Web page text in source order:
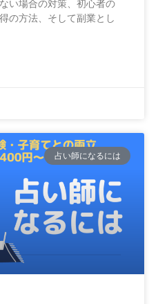
い場合の対策、初心者の
の方法、そして副業とし
占い師になるには